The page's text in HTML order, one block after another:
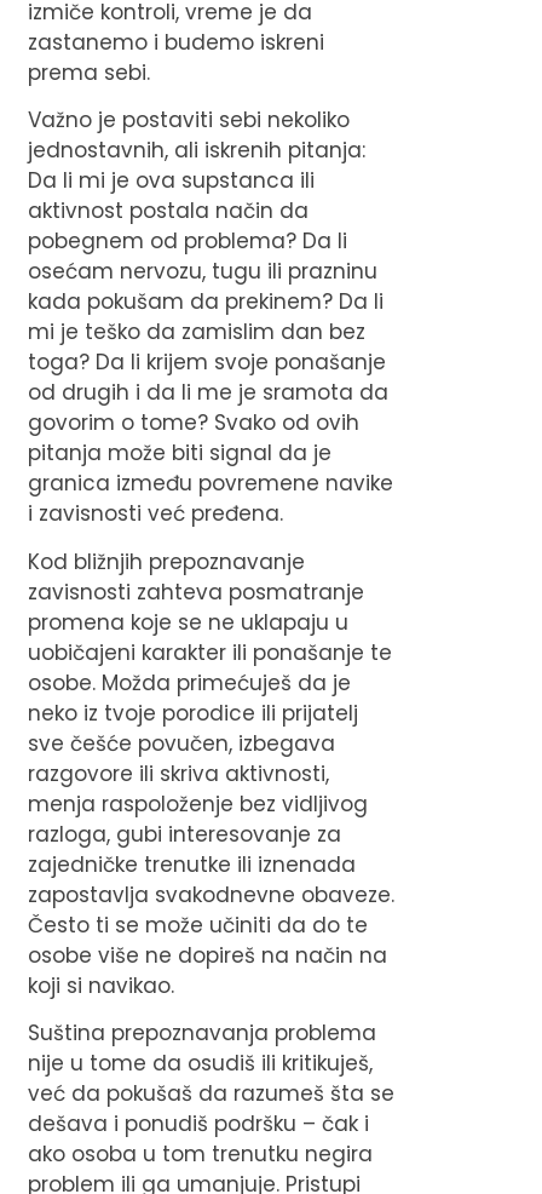
izmiče kontroli, vreme je da
zastanemo i budemo iskreni
prema sebi.
Važno je postaviti sebi nekoliko
jednostavnih, ali iskrenih pitanja:
Da li mi je ova supstanca ili
aktivnost postala način da
pobegnem od problema? Da li
osećam nervozu, tugu ili prazninu
kada pokušam da prekinem? Da li
mi je teško da zamislim dan bez
toga? Da li krijem svoje ponašanje
od drugih i da li me je sramota da
govorim o tome? Svako od ovih
pitanja može biti signal da je
granica između povremene navike
i zavisnosti već pređena.
Kod bližnjih prepoznavanje
zavisnosti zahteva posmatranje
promena koje se ne uklapaju u
uobičajeni karakter ili ponašanje te
osobe. Možda primećuješ da je
neko iz tvoje porodice ili prijatelj
sve češće povučen, izbegava
razgovore ili skriva aktivnosti,
menja raspoloženje bez vidljivog
razloga, gubi interesovanje za
zajedničke trenutke ili iznenada
zapostavlja svakodnevne obaveze.
Često ti se može učiniti da do te
osobe više ne dopireš na način na
koji si navikao.
Suština prepoznavanja problema
nije u tome da osudiš ili kritikuješ,
već da pokušaš da razumeš šta se
dešava i ponudiš podršku – čak i
ako osoba u tom trenutku negira
problem ili ga umanjuje. Pristupi